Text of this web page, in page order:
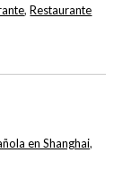
,Restaurante
en Shanghai,